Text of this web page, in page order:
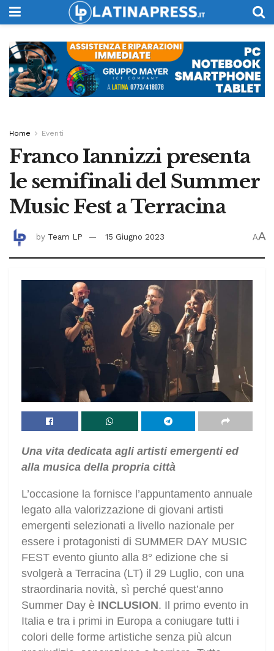
Home Eventi
Franco Iannizzi presenta
le semifinali del Summer
Music Fest a Terracina
by Team LP 15 Giugno 2023 AA
Una vita dedicata agli artisti emergenti ed
alla musica della propria città
L’occasione la fornisce l’appuntamento annuale
legato alla valorizzazione di giovani artisti
emergenti selezionati a livello nazionale per
essere i protagonisti di SUMMER DAY MUSIC
FEST evento giunto alla 8° edizione che si
svolgerà a Terracina (LT) il 29 Luglio, con una
straordinaria novità, sì perché quest’anno
Summer Day è INCLUSION. Il primo evento in
Italia e tra i primi in Europa a coniugare tutti i
colori delle forme artistiche senza più alcun